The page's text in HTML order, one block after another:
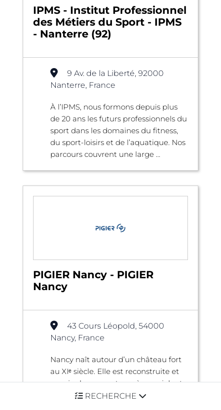
RECHERCHE
IPMS - Institut Professionnel
des Métiers du Sport - IPMS
- Nanterre (92)
9 Av. de la Liberté, 92000
Nanterre, France
À l’IPMS, nous formons depuis plus
de 20 ans les futurs professionnels du
sport dans les domaines du fitness,
du sport-loisirs et de l’aquatique. Nos
parcours couvrent une large ...
PIGIER Nancy - PIGIER
Nancy
43 Cours Léopold, 54000
Nancy, France
Nancy naît autour d’un château fort
au XIᵉ siècle. Elle est reconstruite et
munie de remparts après un violent
incendie aux cours des XIVᵉ et XVᵉ